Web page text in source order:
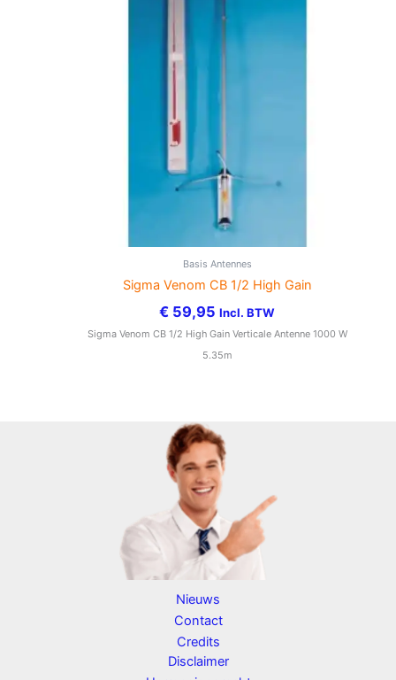
Basis Antennes
Sigma Venom CB 1/2 High Gain
€ 59,95 Incl. BTW
Sigma Venom CB 1/2 High Gain Verticale Antenne 1000 W
5.35m
Nieuws
Contact
Credits
Disclaimer